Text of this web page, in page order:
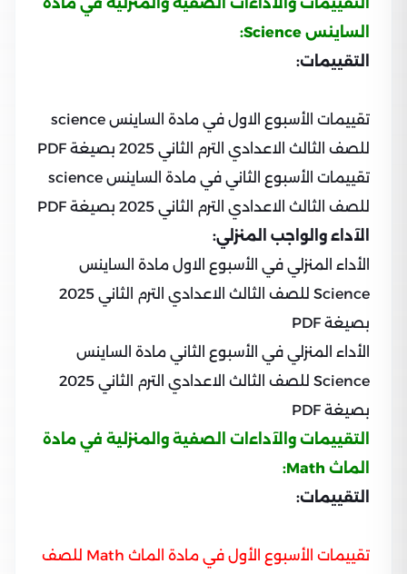
الساينس Science:
التقييمات:
تقييمات الأسبوع الاول في مادة الساينس science
للصف الثالث الاعدادي الترم الثاني 2025 بصيغة PDF
تقييمات الأسبوع الثاني في مادة الساينس science
للصف الثالث الاعدادي الترم الثاني 2025 بصيغة PDF
الآداء والواجب المنزلي:
الأداء المنزلي في الأسبوع الاول مادة الساينس
Science للصف الثالث الاعدادي الترم الثاني 2025
بصيغة PDF
الأداء المنزلي في الأسبوع الثاني مادة الساينس
Science للصف الثالث الاعدادي الترم الثاني 2025
بصيغة PDF
التقييمات والآداءات الصفية والمنزلية في مادة
الماث Math:
التقييمات:
تقييمات الأسبوع الأول في مادة الماث Math للصف